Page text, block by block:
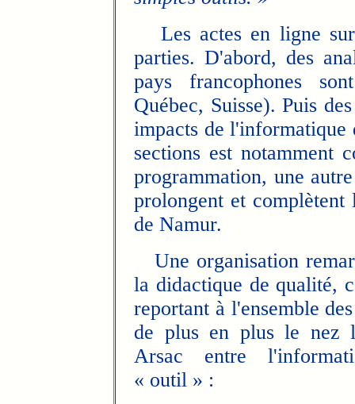
Les actes en ligne
parties. D'abord, des
pays francophones
Québec, Suisse). Puis
impacts de l'informatique
sections est notamment
programmation, une
prolongent et complètent
de Namur.
Une organisation
la didactique de qualité,
reportant à l'ensemble
de plus en plus le nez
Arsac entre
« outil » :